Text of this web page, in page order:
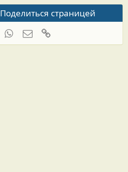
Поделиться страницей
WhatsAppЭлектронная почта